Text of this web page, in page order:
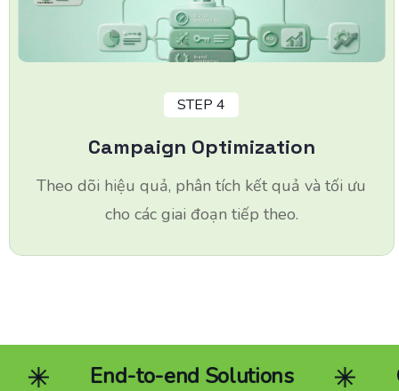
STEP 4
Campaign Optimization
Theo dõi hiệu quả, phân tích kết quả và tối ưu
cho các giai đoạn tiếp theo.
Community